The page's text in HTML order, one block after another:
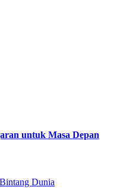
untuk Masa Depan